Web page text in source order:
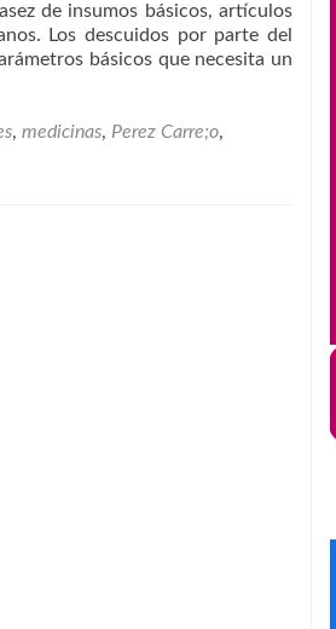
de insumos básicos, artículos
Los descuidos por parte del
básicos que necesita un
, medicinas, Perez Carre;o,